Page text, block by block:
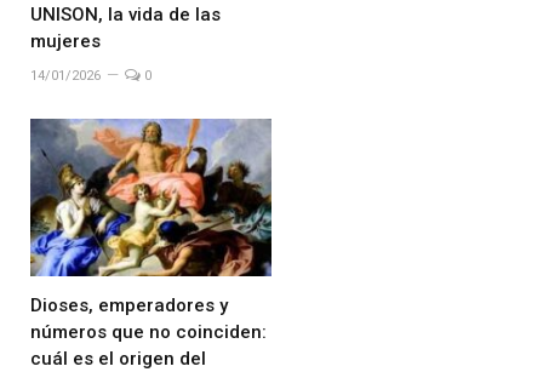
UNISON, la vida de las
mujeres
14/01/2026 0
Dioses, emperadores y
números que no coinciden:
cuál es el origen del